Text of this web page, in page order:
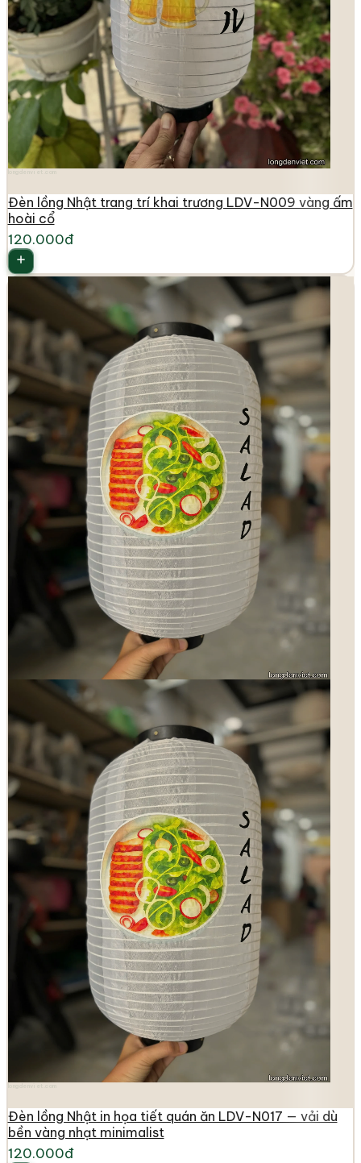
Đèn lồng Nhật trang trí khai trương LDV-N009 vàng ấm
hoài cổ
120.000đ
Đèn lồng Nhật in họa tiết quán ăn LDV-N017 — vải dù
bền vàng nhạt minimalist
120.000đ